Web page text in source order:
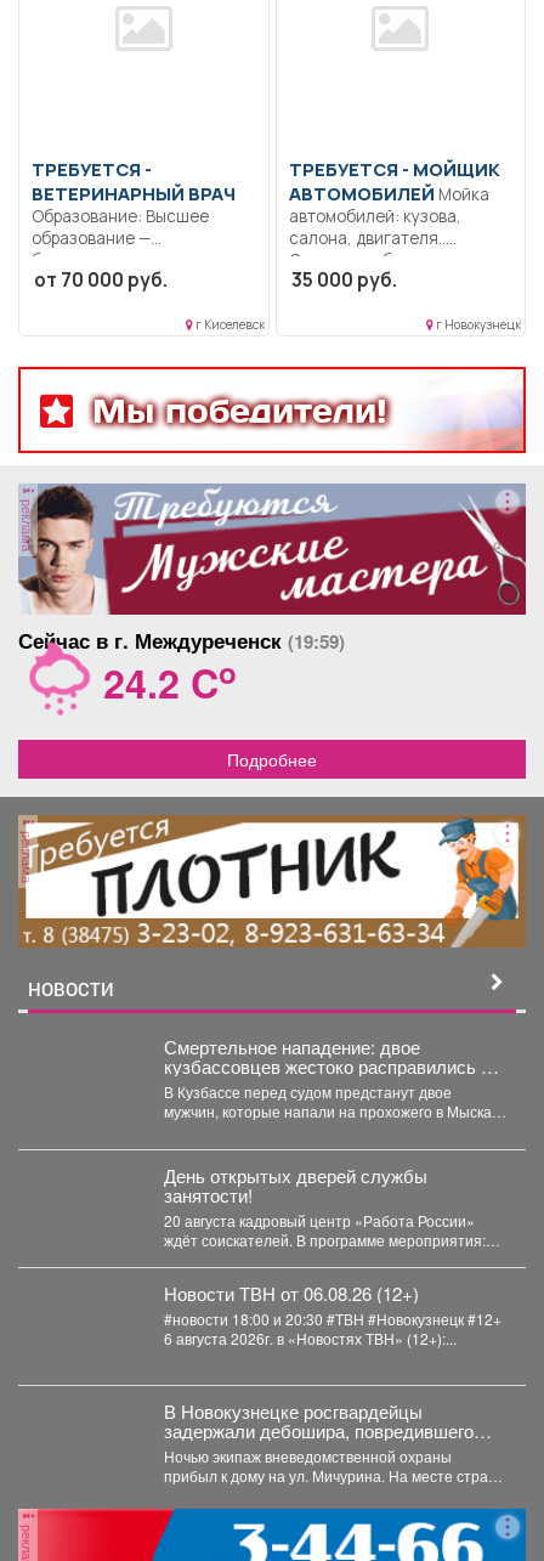
ТРЕБУЕТСЯ -
ВЕТЕРИНАРНЫЙ ВРАЧ
Образование: Высшее
образование —
бакалавриат..
Осуществление
от 70 000 руб.
г Киселевск
ТРЕБУЕТСЯ - МОЙЩИК
АВТОМОБИЛЕЙ
автомобилей: кузова,
салона, двигателя..
Сменная работа..
35 000 руб.
г Новокузнецк
Мы победители!
реклама
Сейчас в г. Междуреченск (19:59)
24.2 Co
Подробнее
реклама
НОВОСТИ
Смертельное нападение: двое
кузбассовцев жестоко расправились с
прохожим
В Кузбассе перед судом предстанут двое
мужчин, которые напали на прохожего в Мысках
День открытых дверей службы
занятости!
20 августа кадровый центр «Работа России»
ждёт соискателей. В программе мероприятия:
Новости ТВН от 06.08.26 (12+)
#новости 18:00 и 20:30 #ТВН #Новокузнецк #12+
6 августа 2026г. в «Новостях ТВН» (12+):...
В Новокузнецке росгвардейцы
задержали дебошира, повредившего
окно и дверь квартиры сожительницы
Ночью экипаж вневедомственной охраны
прибыл к дому на ул. Мичурина. На месте стражи
реклама